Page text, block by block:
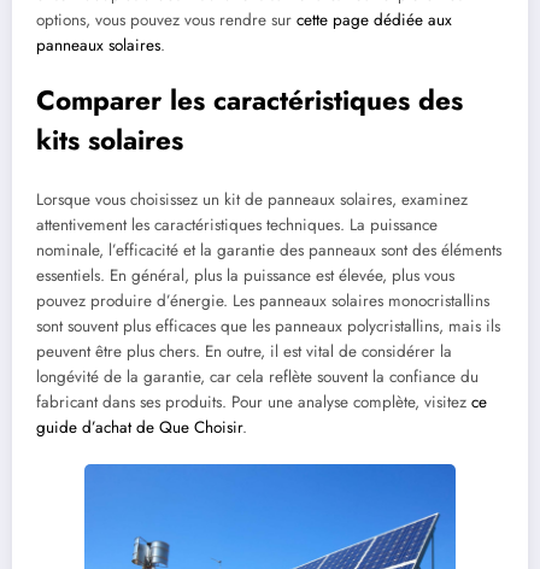
options, vous pouvez vous rendre sur cette page dédiée aux
panneaux solaires.
Comparer les caractéristiques des
kits solaires
Lorsque vous choisissez un kit de panneaux solaires, examinez
attentivement les caractéristiques techniques. La puissance
nominale, l’efficacité et la garantie des panneaux sont des éléments
essentiels. En général, plus la puissance est élevée, plus vous
pouvez produire d’énergie. Les panneaux solaires monocristallins
sont souvent plus efficaces que les panneaux polycristallins, mais ils
peuvent être plus chers. En outre, il est vital de considérer la
longévité de la garantie, car cela reflète souvent la confiance du
fabricant dans ses produits. Pour une analyse complète, visitez ce
guide d’achat de Que Choisir.